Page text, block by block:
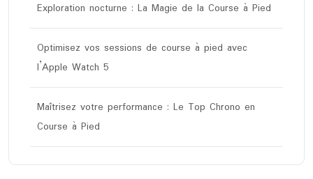
Exploration nocturne : La Magie de la Course à Pied
Optimisez vos sessions de course à pied avec
l’Apple Watch 5
Maîtrisez votre performance : Le Top Chrono en
Course à Pied